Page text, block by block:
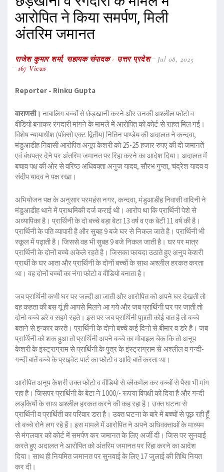
आरोपित ने किया समर्पण, मिली
अंतरिम जमानत
राजेश कुमार शर्मा, सहायक संपादक - उत्तर प्रदेश
Jul 08, 2025
167 Views
Reporter - Rinku Gupta
वाराणसी। नाबालिग बच्चों से छेड़खानी करने और उनकी अश्लील फोटो व
वीडियो बनाकर रंगदारी मांगने के मामले में आरोपित को कोर्ट से राहत मिल गई।
विशेष न्यायाधीश (पॉक्सो एक्ट द्वितीय) नितिन पाण्डेय की अदालत ने कन्दवा,
मंडुआडीह निवासी आरोपित अनूप केशरी को 25-25 हजार रुपए की दो जमानतें
एवं बंधपत्र देने पर अंतरिम जमानत पर रिहा करने का आदेश दिया। अदालत में
बचाव पक्ष की ओर से वरिष्ठ अधिवक्ता अनुज यादव, सौरभ गुप्ता, चंद्रेश यादव व
संदीप यादव ने पक्ष रखा।
अभियोजन पक्ष के अनुसार परमहंस नगर, कन्दवा, मंडुआडीह निवासी वादिनी ने
मंडुआडीह थाने में प्राथमिकी दर्ज कराई थी। आरोप था कि प्रार्थिनी पेशे से
अध्यापिका है। प्रार्थिनी के दो बच्चे बड़ा बेटा 13 वर्ष व एक बेटी 11 वर्ष की है।
प्रार्थिनी के पति व्यापारी है और सुबह 9 बजे घर से निकल जाते है। प्रार्थिनी भी
स्कूल में पढ़ाती है। जिससे वह भी सुबह 9 बजे निकल जाती है। घर पर मात्र
प्रार्थिनी के दोनों बच्चे अकेले रहते है। जिसका फायदा उठाते हुए अनुप केशरी
प्रार्थी के घर आता और प्रार्थिनी के दोनों बच्चों के साथ अश्लील हरकत करता
था। वह दोनों बच्चों का नंगा फोटो व वीडियो बनाता है।
जब प्रार्थिनी कभी घर पर जल्दी आ जाती और आरोपित को अपने घर देखती तो
वह कहता की बस यूं ही आपसे मिलने आ गये और जब प्रार्थिनी घर पर जाती तो
दोनो बच्चे डरे व सहमे रहते। इस पर जब प्रार्थिनी पूछती कोई बात है तो बच्चे
बताने से इन्कार करते। प्रार्थिनी के दोनो बच्चे कई दिनो से बीमार व डरे है। जब
प्रार्थिनी को शक हुआ तो प्रार्थिनी अपने बच्चे का मोबाइल चेक कि तो अनूप
केशरी के इंस्ट्राग्राम से प्रार्थिनी के पुत्र के इंस्ट्राग्राम से अश्लील व गन्दी-
गन्दी बातें बच्चे के प्राइवेट पार्ट का फोटो व आदि बातें करता था।
आरोपित अनूप केशरी उक्त फोटो व वीडियो से ब्लैकमेल कर बच्चों से पैसा भी मांग
रहा है। जिसपर प्रार्थिनी के बेटा ने 1000/- रूपया विपक्षी को दिया है और गन्दी
लड़कियों के साथ अश्लील हरकत करने की कह रहा है। उक्त घटना से
प्रार्थिनी व प्रार्थिती का परिवार डरा है। उक्त घटना के बारे में बच्चों से पूछ रही हूँ
तो बच्चे रोने लग रहे हैं। इस मामले में आरोपित ने अपने अधिवक्ताओं के माध्यम
से मंगलवार को कोर्ट में समर्पण कर जमानत के लिए अर्जी दी। जिस पर सुनवाई
करते हुए अदालत ने आरोपित को अंतरिम जमानत पर रिहा करने का आदेश
दिया। साथ ही नियमित जमानत पर सुनवाई के लिए 17 जुलाई की तिथि नियत
कर दी।